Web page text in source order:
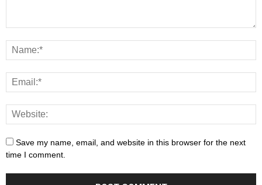
Save my name, email, and website in this browser for the next
time I comment.